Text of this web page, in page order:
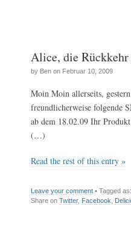
Alice, die Rückkehr
by Ben on Februar 10, 2009
Moin Moin allerseits,
freundlicherweise folgende
ab dem 18.02.09 Ihr
(…)
Read the rest of this entry »
Leave your comment • Tagged as:
Share on Twitter, Facebook